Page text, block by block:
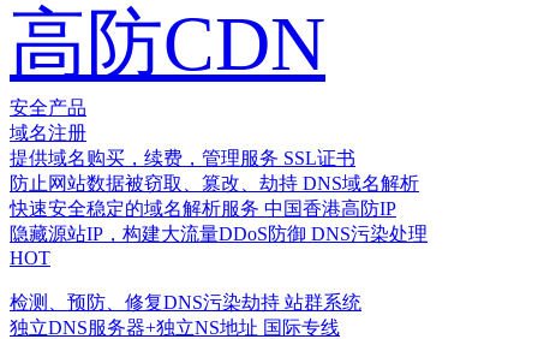
高防CDN
安全产品
域名注册
提供域名购买，续费，管理服务 SSL证书
防止网站数据被窃取、篡改、劫持 DNS域名解析
快速安全稳定的域名解析服务 中国香港高防IP
隐藏源站IP，构建大流量DDoS防御 DNS污染处理
HOT
检测、预防、修复DNS污染劫持 站群系统
独立DNS服务器+独立NS地址 国际专线